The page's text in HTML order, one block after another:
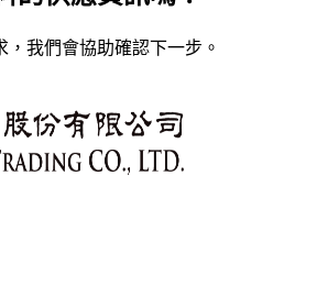
我們會協助確認下一步。